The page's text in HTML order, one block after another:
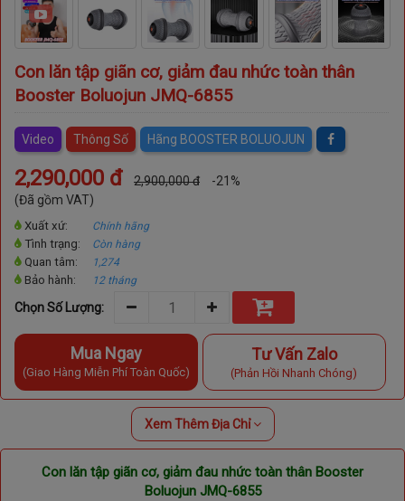
Con lăn tập giãn cơ, giảm đau nhức toàn thân
Booster Boluojun JMQ-6855
Video Thông Số Hãng BOOSTER BOLUOJUN
2,290,000 đ 2,900,000 đ
-21%
(Đã gồm VAT)
Xuất xứ: Chính hãng
Tình trạng: Còn hàng
Quan tâm: 1,274
Bảo hành: 12 tháng
Chọn Số Lượng:
Mua Ngay
(Giao Hàng Miễn Phí Toàn Quốc)
Tư Vấn Zalo
(Phản Hồi Nhanh Chóng)
Xem Thêm Địa Chỉ
Con lăn tập giãn cơ, giảm đau nhức toàn thân Booster
Boluojun JMQ-6855